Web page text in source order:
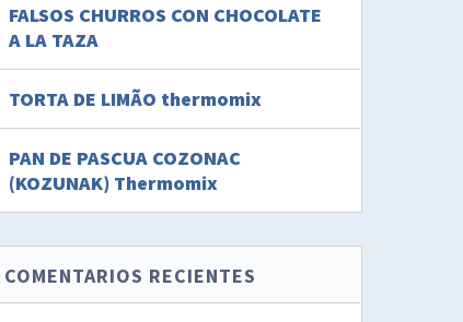
FALSOS CHURROS CON CHOCOLATE
A LA TAZA
TORTA DE LIMÃO thermomix
PAN DE PASCUA COZONAC
(KOZUNAK) Thermomix
COMENTARIOS RECIENTES